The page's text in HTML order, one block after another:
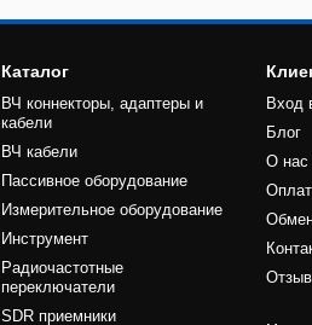
Каталог
ВЧ коннекторы, адаптеры и
кабели
ВЧ кабели
Пассивное оборудование
Измерительное оборудование
Инструмент
Радиочастотные
переключатели
SDR приемники
Вход
Блог
О нас